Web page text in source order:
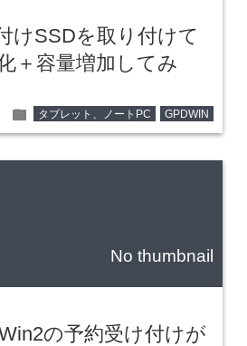
けSSDを取り付けて
＋容量増加してみ
folder タブレット、ノートPC GPDWIN
No thumbnail
の予約受け付けが